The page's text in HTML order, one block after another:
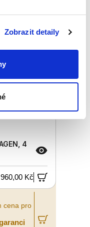
Zobrazit detaily
4
Kč
cena pro